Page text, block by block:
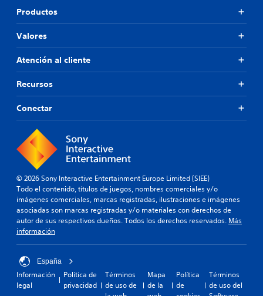
Productos
Valores
Atención al cliente
Recursos
Conectar
© 2026 Sony Interactive Entertainment Europe Limited (SIEE)
Todo el contenido, títulos de juegos, nombres comerciales y/o
imágenes comerciales, marcas registradas, ilustraciones e imágenes
asociadas son marcas registradas y/o materiales con derechos de
autor de sus respectivos dueños. Todos los derechos reservados. Más
información
España
Información
legal
Política de
privacidad
Términos
de uso de
Mapa
de la
Política
de
Términos
de uso del